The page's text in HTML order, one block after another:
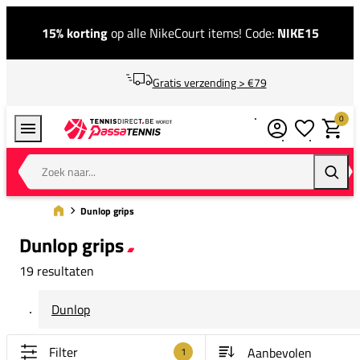
15% kortingop alle NikeCourt items! Code: NIKE15
Gratis verzending > €79
Zoek naar...
0
Dunlop grips
Dunlop grips
19 resultaten
Dunlop
Filter 1